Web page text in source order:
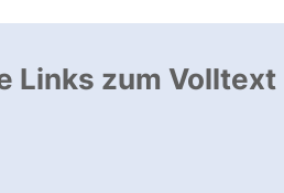
Links zum Volltext
Link, öffnet neues